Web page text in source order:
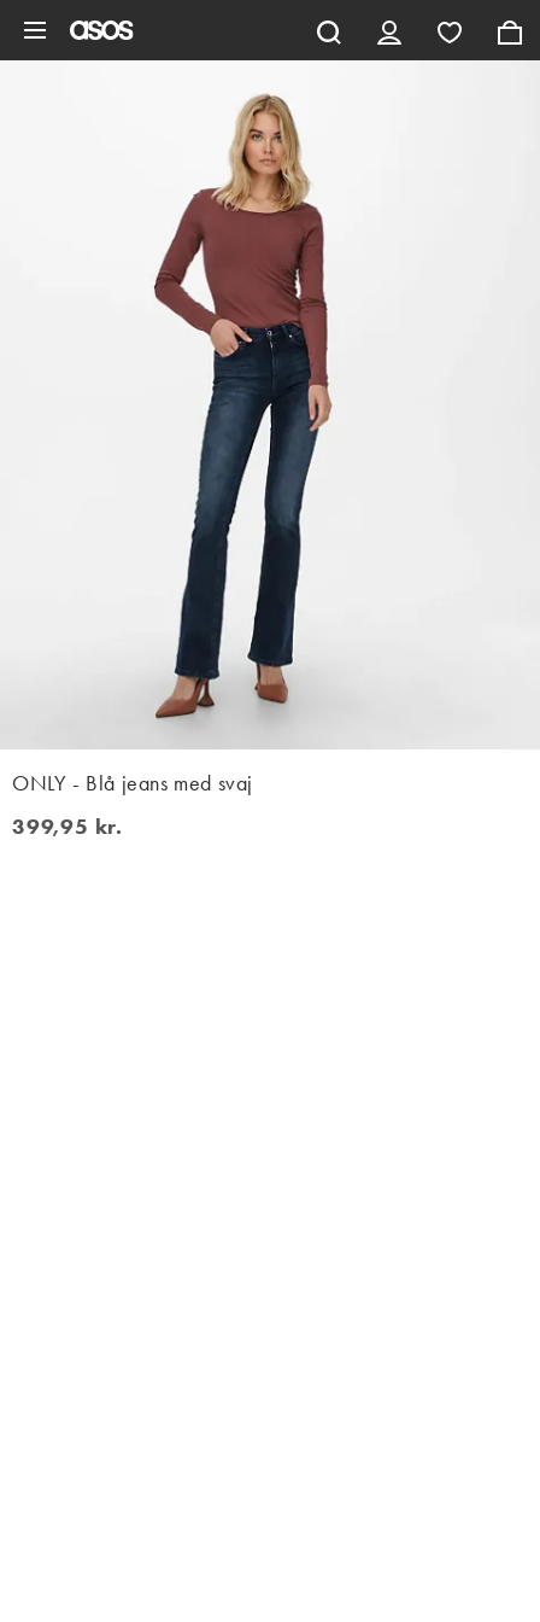
ONLY - Blå jeans med svaj
399,95 kr.
399,95 kr.